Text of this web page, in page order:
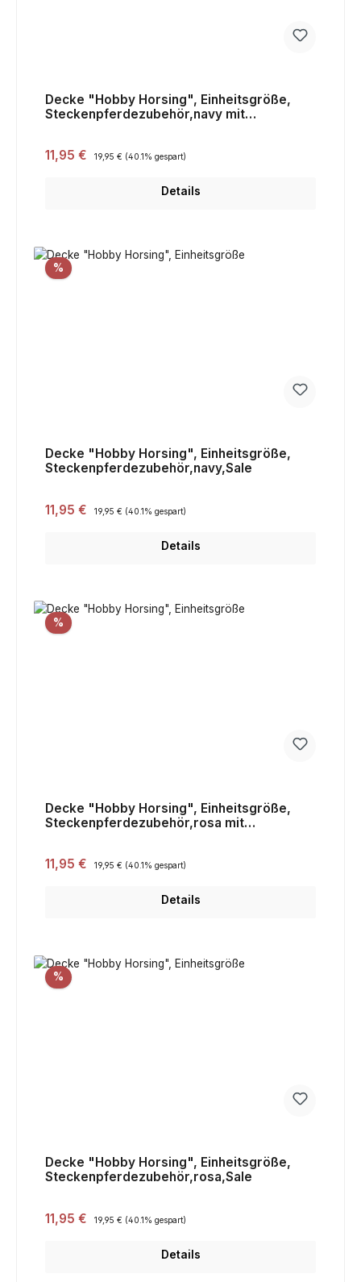
Decke "Hobby Horsing", Einheitsgröße,
Steckenpferdezubehör,navy mit
Verkaufspreis:
11,95 € Regulärer Preis:
19,95 € (40.1% gespart)
Details
%Rabatt
Decke "Hobby Horsing", Einheitsgröße,
Steckenpferdezubehör,navy,Sale
Verkaufspreis:
11,95 € Regulärer Preis:
19,95 € (40.1% gespart)
Details
%Rabatt
Decke "Hobby Horsing", Einheitsgröße,
Steckenpferdezubehör,rosa mit
Verkaufspreis:
11,95 € Regulärer Preis:
19,95 € (40.1% gespart)
Details
%Rabatt
Decke "Hobby Horsing", Einheitsgröße,
Steckenpferdezubehör,rosa,Sale
Verkaufspreis:
11,95 € Regulärer Preis:
19,95 € (40.1% gespart)
Details